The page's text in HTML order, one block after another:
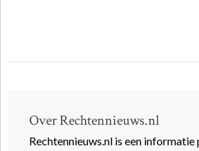
Over Rechtennieuws.nl
Rechtennieuws.nl is een